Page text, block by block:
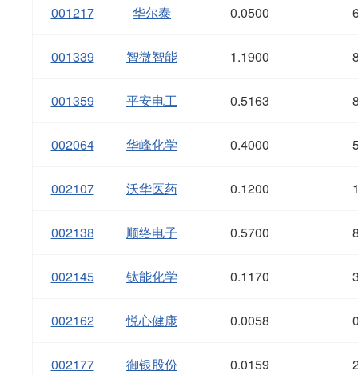
001217 华尔泰 0.0500
001339 智微智能 1.1900
001359 平安电工 0.5163
002064 华峰化学 0.4000
002107 沃华医药 0.1200
002138 顺络电子 0.5700
002145 钛能化学 0.1170
002162 悦心健康 0.0058
002177 御银股份 0.0159